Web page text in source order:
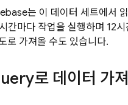
는 이 데이터 세트에서
간마다 작업을 실행하며 12
로 가져올 수도 있습니다.
로 데이터 가져